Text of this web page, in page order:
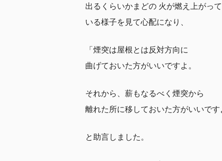
出るくらいかまどの 火が燃え上がって
いる様子を見て心配になり、
「煙突は屋根とは反対方向に
曲げておいた方がいいですよ。
それから、薪もなるべく煙突から
離れた所に移しておいた方がいいです
と助言しました。